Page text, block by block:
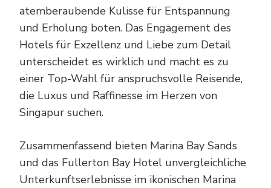
atemberaubende Kulisse für Entspannung
und Erholung boten. Das Engagement des
Hotels für Exzellenz und Liebe zum Detail
unterscheidet es wirklich und macht es zu
einer Top-Wahl für anspruchsvolle Reisende,
die Luxus und Raffinesse im Herzen von
Singapur suchen.
Zusammenfassend bieten Marina Bay Sands
und das Fullerton Bay Hotel unvergleichliche
Unterkunftserlebnisse im ikonischen Marina